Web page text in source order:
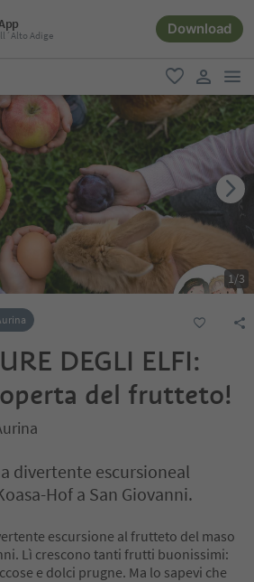
Adige Download
favoriti
user link
1/3
DEGLI ELFI:
del frutteto!
divertente escursioneal
Hof a San Giovanni.
escursione al frutteto del maso
Lì crescono tanti frutti buonissimi:
e dolci prugne. Ma lo sapevi che